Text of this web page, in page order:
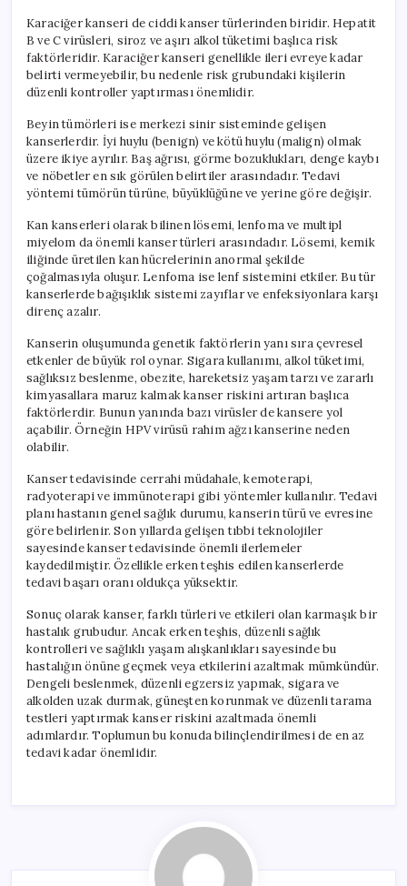
Karaciğer kanseri de ciddi kanser türlerinden biridir. Hepatit
B ve C virüsleri, siroz ve aşırı alkol tüketimi başlıca risk
faktörleridir. Karaciğer kanseri genellikle ileri evreye kadar
belirti vermeyebilir, bu nedenle risk grubundaki kişilerin
düzenli kontroller yaptırması önemlidir.
Beyin tümörleri ise merkezi sinir sisteminde gelişen
kanserlerdir. İyi huylu (benign) ve kötü huylu (malign) olmak
üzere ikiye ayrılır. Baş ağrısı, görme bozuklukları, denge kaybı
ve nöbetler en sık görülen belirtiler arasındadır. Tedavi
yöntemi tümörün türüne, büyüklüğüne ve yerine göre değişir.
Kan kanserleri olarak bilinen lösemi, lenfoma ve multipl
miyelom da önemli kanser türleri arasındadır. Lösemi, kemik
iliğinde üretilen kan hücrelerinin anormal şekilde
çoğalmasıyla oluşur. Lenfoma ise lenf sistemini etkiler. Bu tür
kanserlerde bağışıklık sistemi zayıflar ve enfeksiyonlara karşı
direnç azalır.
Kanserin oluşumunda genetik faktörlerin yanı sıra çevresel
etkenler de büyük rol oynar. Sigara kullanımı, alkol tüketimi,
sağlıksız beslenme, obezite, hareketsiz yaşam tarzı ve zararlı
kimyasallara maruz kalmak kanser riskini artıran başlıca
faktörlerdir. Bunun yanında bazı virüsler de kansere yol
açabilir. Örneğin HPV virüsü rahim ağzı kanserine neden
olabilir.
Kanser tedavisinde cerrahi müdahale, kemoterapi,
radyoterapi ve immünoterapi gibi yöntemler kullanılır. Tedavi
planı hastanın genel sağlık durumu, kanserin türü ve evresine
göre belirlenir. Son yıllarda gelişen tıbbi teknolojiler
sayesinde kanser tedavisinde önemli ilerlemeler
kaydedilmiştir. Özellikle erken teşhis edilen kanserlerde
tedavi başarı oranı oldukça yüksektir.
Sonuç olarak kanser, farklı türleri ve etkileri olan karmaşık bir
hastalık grubudur. Ancak erken teşhis, düzenli sağlık
kontrolleri ve sağlıklı yaşam alışkanlıkları sayesinde bu
hastalığın önüne geçmek veya etkilerini azaltmak mümkündür.
Dengeli beslenmek, düzenli egzersiz yapmak, sigara ve
alkolden uzak durmak, güneşten korunmak ve düzenli tarama
testleri yaptırmak kanser riskini azaltmada önemli
adımlardır. Toplumun bu konuda bilinçlendirilmesi de en az
tedavi kadar önemlidir.